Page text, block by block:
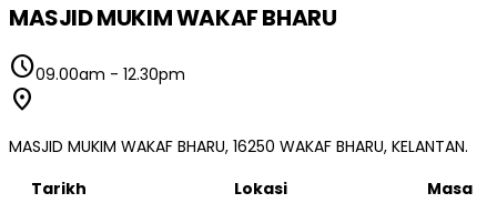
MASJID MUKIM WAKAF BHARU
schedule09.00am - 12.30pm
location_on
MASJID MUKIM WAKAF BHARU, 16250 WAKAF BHARU, KELANTAN.
Tarikh
Lokasi Masa